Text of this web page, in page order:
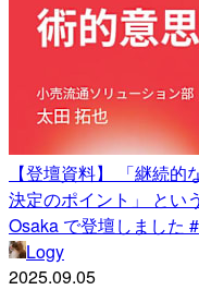
【登壇資料】 「継続
決定のポイント」 とい
Osaka で登壇しました
Logy
2025.09.05